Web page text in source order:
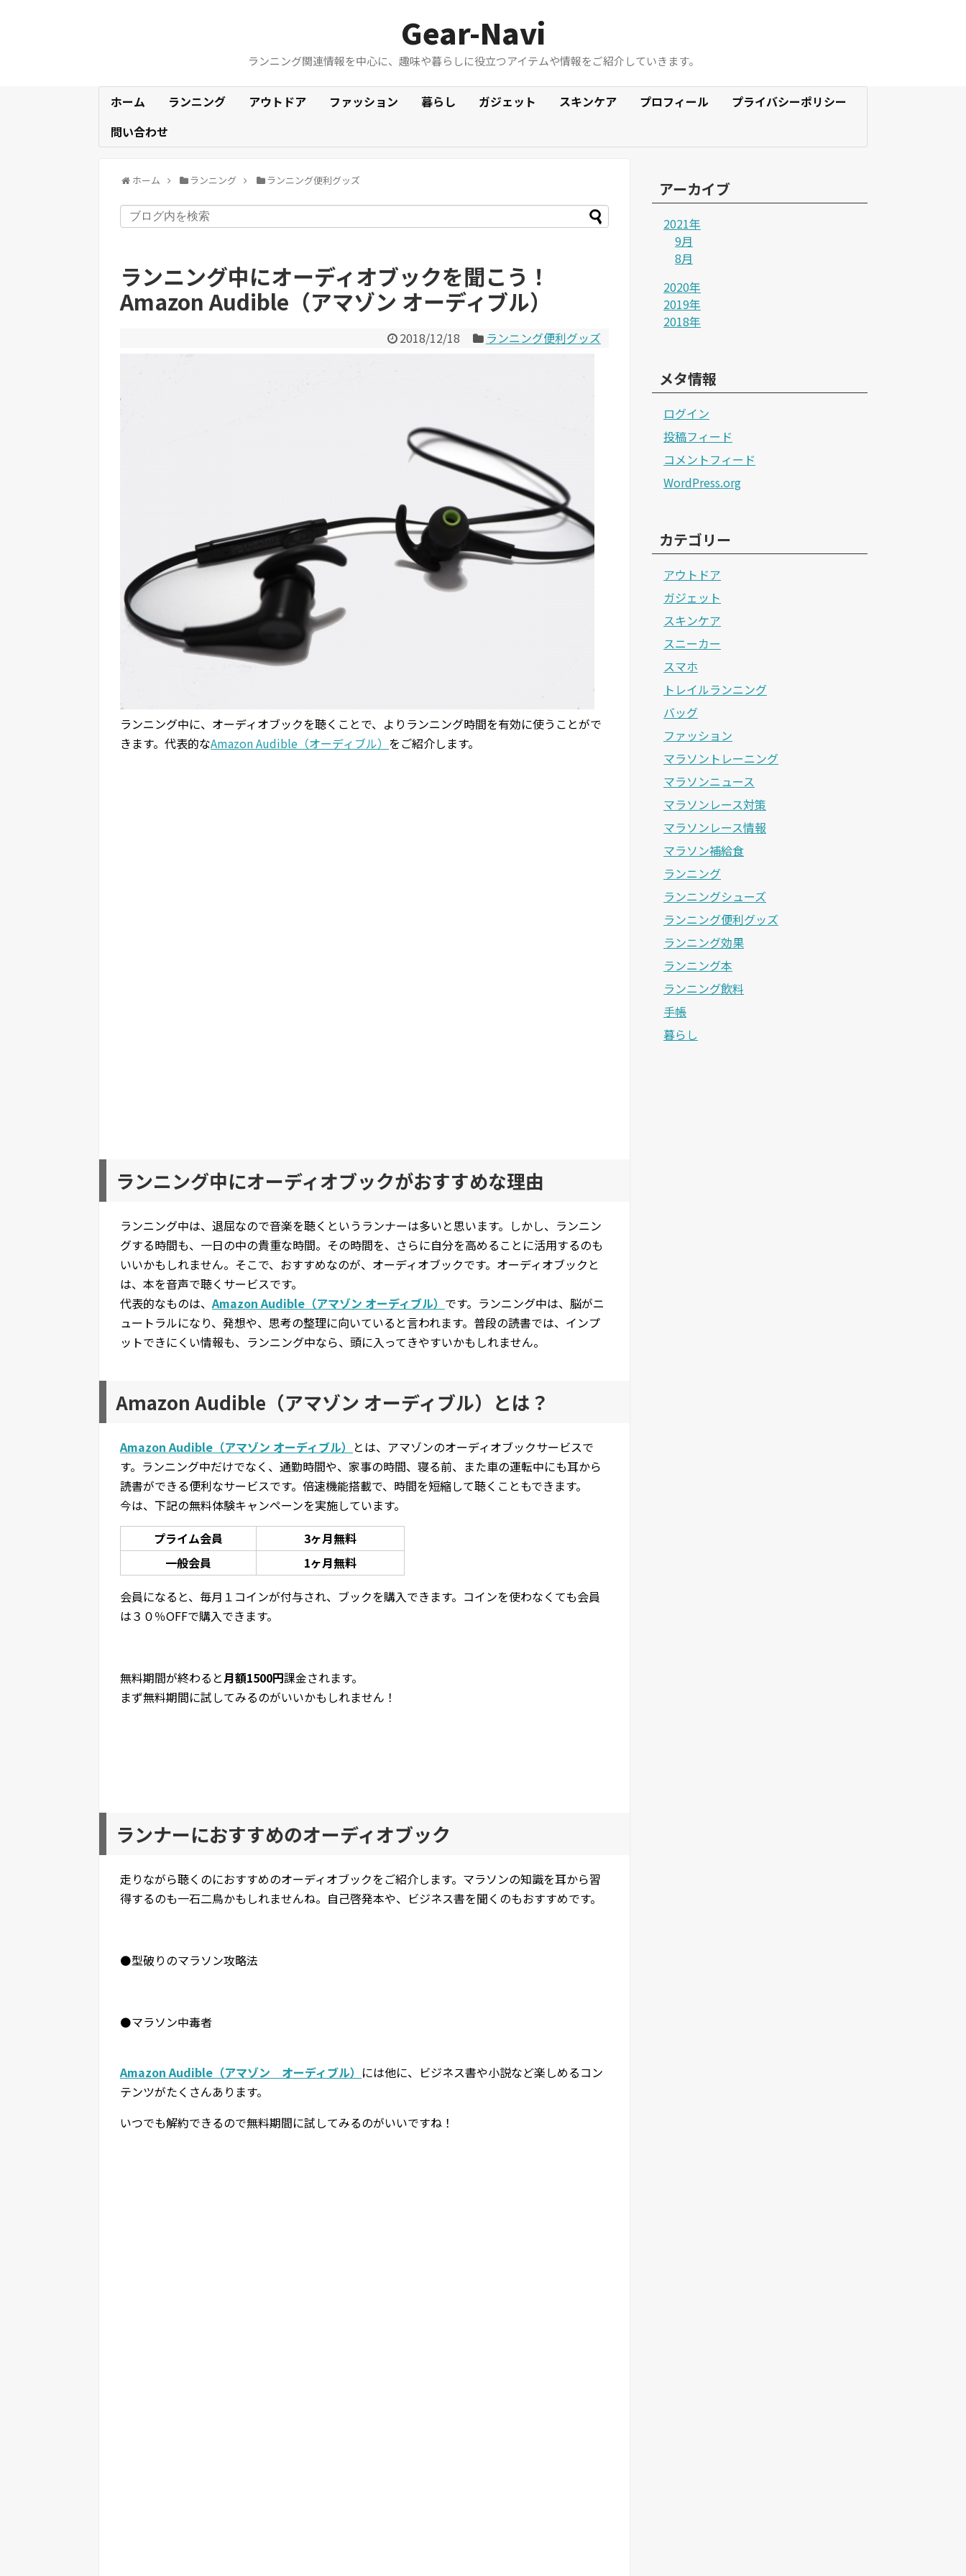
Gear-Navi
ランニング関連情報を中心に、趣味や暮らしに役立つアイテムや情報をご紹介していきます。
ホーム ランニング アウトドア ファッション 暮らし ガジェット スキンケア プロフィール
プライバシーポリシー
問い合わせ
ホーム ランニング ランニング便利グッズ
ランニング中にオーディオブックを聞こう！
Amazon Audible（アマゾン オーディブル）
2018/12/18 ランニング便利グッズ
ランニング中に、オーディオブックを聴くことで、よりランニング時間を有効に使うことがで
きます。代表的なAmazon Audible（オーディブル） をご紹介します。
ランニング中にオーディオブックがおすすめな理由
ランニング中は、退屈なので音楽を聴くというランナーは多いと思います。しかし、ランニン
グする時間も、一日の中の貴重な時間。その時間を、さらに自分を高めることに活用するのも
いいかもしれません。そこで、おすすめなのが、オーディオブックです。オーディオブックと
は、本を音声で聴くサービスです。
代表的なものは、Amazon Audible（アマゾン オーディブル） です。ランニング中は、脳がニ
ュートラルになり、発想や、思考の整理に向いていると言われます。普段の読書では、インプ
ットできにくい情報も、ランニング中なら、頭に入ってきやすいかもしれません。
Amazon Audible（アマゾン オーディブル）とは？
Amazon Audible（アマゾン オーディブル） とは、アマゾンのオーディオブックサービスで
す。ランニング中だけでなく、通勤時間や、家事の時間、寝る前、また車の運転中にも耳から
読書ができる便利なサービスです。倍速機能搭載で、時間を短縮して聴くこともできます。
今は、下記の無料体験キャンペーンを実施しています。
プライム会員
3ヶ月無料
一般会員
1ヶ月無料
会員になると、毎月１コインが付与され、ブックを購入できます。コインを使わなくても会員
は３０％OFFで購入できます。
無料期間が終わると月額1500円課金されます。
まず無料期間に試してみるのがいいかもしれません！
ランナーにおすすめのオーディオブック
走りながら聴くのにおすすめのオーディオブックをご紹介します。マラソンの知識を耳から習
得するのも一石二鳥かもしれませんね。自己啓発本や、ビジネス書を聞くのもおすすめです。
⚫️型破りのマラソン攻略法
⚫️マラソン中毒者
Amazon Audible（アマゾン オーディブル） には他に、ビジネス書や小説など楽しめるコン
テンツがたくさんあります。
いつでも解約できるので無料期間に試してみるのがいいですね！
アーカイブ
2021年
9月
8月
2020年
2019年
2018年
メタ情報
ログイン
投稿フィード
コメントフィード
WordPress.org
カテゴリー
アウトドア
ガジェット
スキンケア
スニーカー
スマホ
トレイルランニング
バッグ
ファッション
マラソントレーニング
マラソンニュース
マラソンレース対策
マラソンレース情報
マラソン補給食
ランニング
ランニングシューズ
ランニング便利グッズ
ランニング効果
ランニング本
ランニング飲料
手帳
暮らし